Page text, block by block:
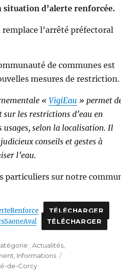
situation d’alerte renforcée.
l’arrêté préfectoral
de communes est
mesures de restriction.
« VigiEau » permet
les restrictions d’eau en
usages, selon la localisation. Il
conseils et gestes à
l’eau.
particuliers sur notre
TÉLÉCHARGER
TÉLÉCHARGER
Catégories
Actualités,
Informations
de-Corcy